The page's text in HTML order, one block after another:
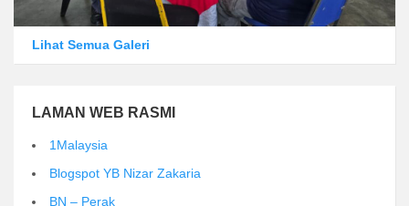
Lihat Semua Galeri
LAMAN WEB RASMI
1Malaysia
Blogspot YB Nizar Zakaria
BN – Perak